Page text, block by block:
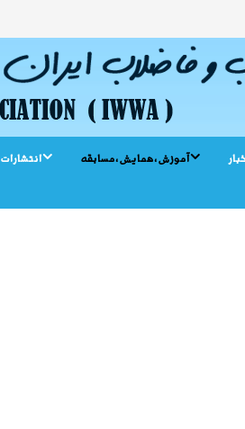
آموزش،همایش،مسابقه انتشارات